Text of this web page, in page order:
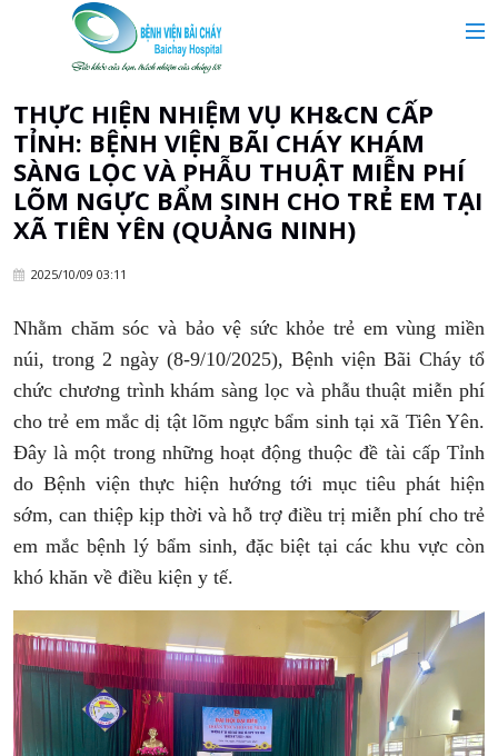
Giới thiệu
Chuyên khoa
Dịch vụ y tế
Dành cho khách hàng
THỰC HIỆN NHIỆM VỤ KH&CN CẤP
TỈNH: BỆNH VIỆN BÃI CHÁY KHÁM
SÀNG LỌC VÀ PHẪU THUẬT MIỄN PHÍ
LÕM NGỰC BẨM SINH CHO TRẺ EM TẠI
XÃ TIÊN YÊN (QUẢNG NINH)
2025/10/09 03:11
Nhằm chăm sóc và bảo vệ sức khỏe trẻ em vùng miền
núi, trong 2 ngày (8-9/10/2025), Bệnh viện Bãi Cháy tổ
chức chương trình khám sàng lọc và phẫu thuật miễn phí
cho trẻ em mắc dị tật lõm ngực bẩm sinh tại xã Tiên Yên.
Đây là một trong những hoạt động thuộc đề tài cấp Tỉnh
do Bệnh viện thực hiện hướng tới mục tiêu phát hiện
sớm, can thiệp kịp thời và hỗ trợ điều trị miễn phí cho trẻ
em mắc bệnh lý bẩm sinh, đặc biệt tại các khu vực còn
khó khăn về điều kiện y tế.